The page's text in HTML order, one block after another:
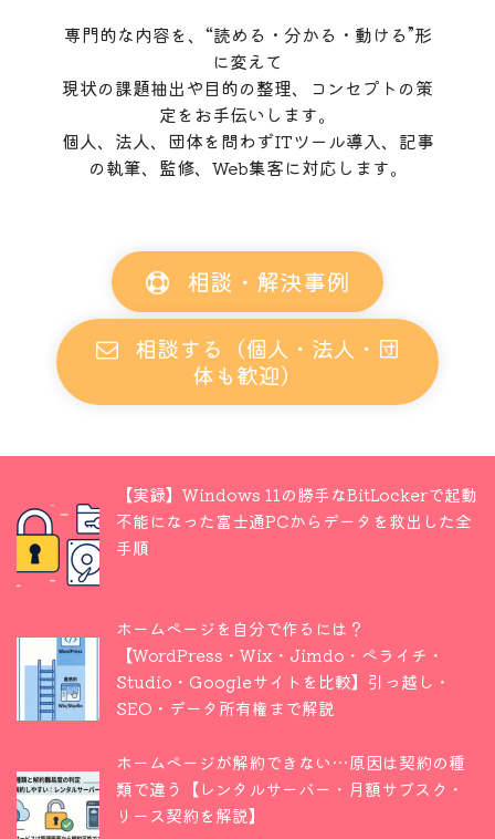
専門的な内容を、“読める・分かる・動ける”形
に変えて
現状の課題抽出や目的の整理、コンセプトの策
定をお手伝いします。
個人、法人、団体を問わずITツール導入、記事
の執筆、監修、Web集客に対応します。
相談・解決事例
相談する（個人・法人・団
体も歓迎）
【実録】Windows 11の勝手なBitLockerで起動
不能になった富士通PCからデータを救出した全
手順
ホームページを自分で作るには？
【WordPress・Wix・Jimdo・ペライチ・
Studio・Googleサイトを比較】引っ越し・
SEO・データ所有権まで解説
ホームページが解約できない…原因は契約の種
類で違う【レンタルサーバー・月額サブスク・
リース契約を解説】